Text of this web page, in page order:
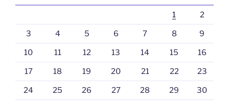
1 2
3 4 5 6 7 8 9
10 11 12 13 14 15 16
17 18 19 20 21 22 23
24 25 26 27 28 29 30